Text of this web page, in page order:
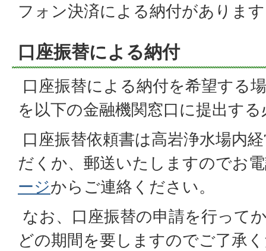
フォン決済による納付がありま
口座振替による納付
口座振替による納付を希望する
を以下の金融機関窓口に提出す
口座振替依頼書は高岩浄水場内
だくか、郵送いたしますのでお
ージからご連絡ください。
なお、口座振替の申請を行って
どの期間を要しますのでご了承